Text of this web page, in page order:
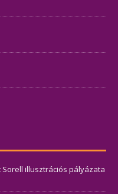
illusztrációs pályázata